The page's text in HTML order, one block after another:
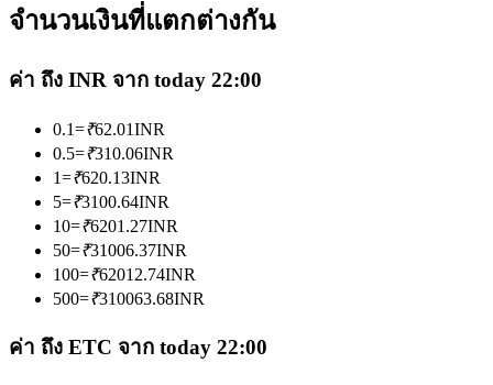
ลอกการซื้อขาย
ข้อมูล
การวิเคราะห์ข้อมูลขนาดใหญ่ รวมถึงข้อมูลการค้า ฯลฯ
จำนวนเงินที่แตกต่างกัน
ค่า ถึง INR จาก today 22:00
0.1=₹62.01INR
0.5=₹310.06INR
1=₹620.13INR
5=₹3100.64INR
10=₹6201.27INR
50=₹31006.37INR
100=₹62012.74INR
500=₹310063.68INR
ค่า ถึง ETC จาก today 22:00